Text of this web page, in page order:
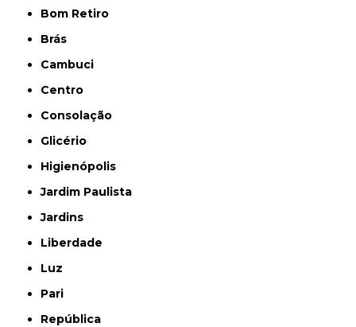
Bom Retiro
Brás
Cambuci
Centro
Consolação
Glicério
Higienópolis
Jardim Paulista
Jardins
Liberdade
Luz
Pari
República